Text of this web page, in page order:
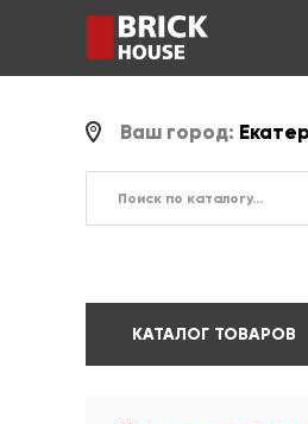
Ваш город:
КАТАЛОГ ТОВАРОВ